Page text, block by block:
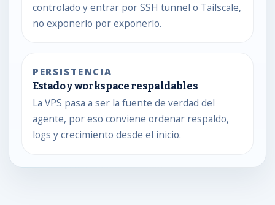
controlado y entrar por SSH tunnel o Tailscale,
no exponerlo por exponerlo.
PERSISTENCIA
Estado y workspace respaldables
La VPS pasa a ser la fuente de verdad del
agente, por eso conviene ordenar respaldo,
logs y crecimiento desde el inicio.